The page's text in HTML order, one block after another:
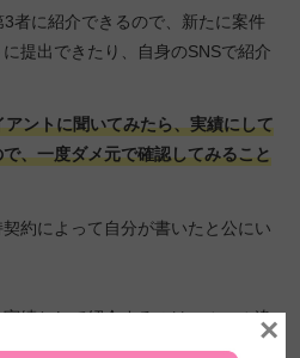
者に紹介できるので、新たに案件
提出できたり、自身のSNSで紹介
ントに聞いてみたら、実績にして
、一度ダメ元で確認してみること
約によって自分が書いたと公にい
績として紹介するのは、ルール違
い。
×